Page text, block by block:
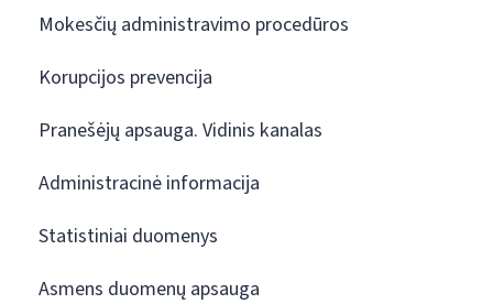
Mokesčių administravimo procedūros
Korupcijos prevencija
Pranešėjų apsauga. Vidinis kanalas
Administracinė informacija
Statistiniai duomenys
Asmens duomenų apsauga